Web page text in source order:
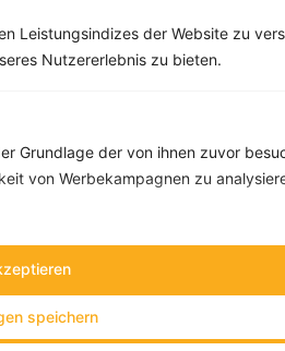
Leistungsindizes der Website zu
Nutzererlebnis zu bieten.
Grundlage der von ihnen zuvor
von Werbekampagnen zu
speichern
bis 400 kcal
›
352 kcal